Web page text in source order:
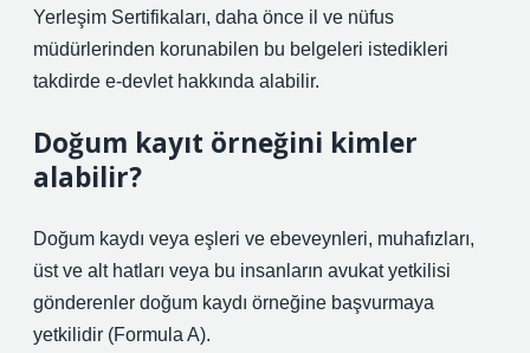
Yerleşim Sertifikaları, daha önce il ve nüfus
müdürlerinden korunabilen bu belgeleri istedikleri
takdirde e-devlet hakkında alabilir.
Doğum kayıt örneğini kimler
alabilir?
Doğum kaydı veya eşleri ve ebeveynleri, muhafızları,
üst ve alt hatları veya bu insanların avukat yetkilisi
gönderenler doğum kaydı örneğine başvurmaya
yetkilidir (Formula A).